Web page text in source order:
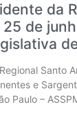
da
de
Santo
e
Paulo –